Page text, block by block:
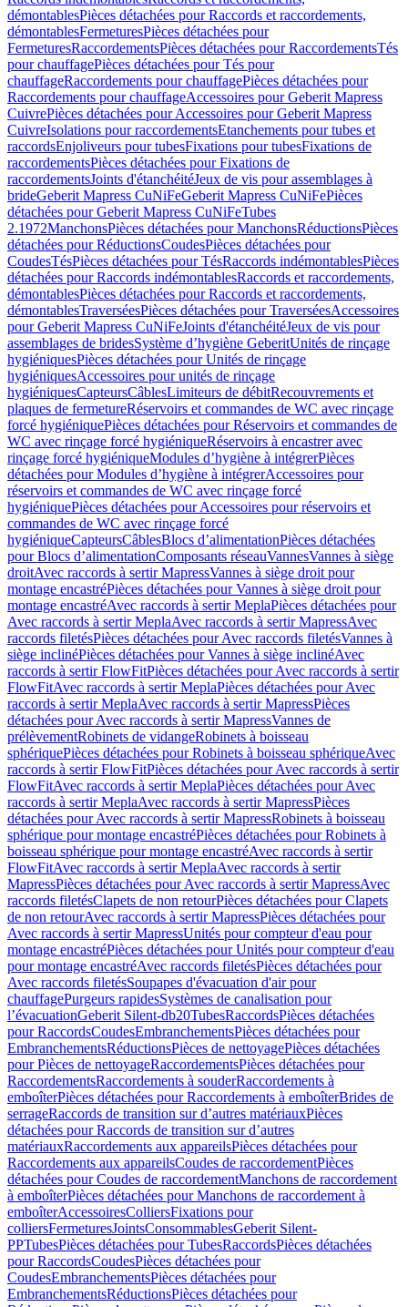
démontablesPièces détachées pour Raccords et raccordements,
démontablesFermeturesPièces détachées pour
FermeturesRaccordementsPièces détachées pour RaccordementsTés
pour chauffagePièces détachées pour Tés pour
chauffageRaccordements pour chauffagePièces détachées pour
Raccordements pour chauffageAccessoires pour Geberit Mapress
CuivrePièces détachées pour Accessoires pour Geberit Mapress
CuivreIsolations pour raccordementsEtanchements pour tubes et
raccordsEnjoliveurs pour tubesFixations pour tubesFixations de
raccordementsPièces détachées pour Fixations de
raccordementsJoints d'étanchéitéJeux de vis pour assemblages à
brideGeberit Mapress CuNiFeGeberit Mapress CuNiFePièces
détachées pour Geberit Mapress CuNiFeTubes
2.1972ManchonsPièces détachées pour ManchonsRéductionsPièces
détachées pour RéductionsCoudesPièces détachées pour
CoudesTésPièces détachées pour TésRaccords indémontablesPièces
détachées pour Raccords indémontablesRaccords et raccordements,
démontablesPièces détachées pour Raccords et raccordements,
démontablesTraverséesPièces détachées pour TraverséesAccessoires
pour Geberit Mapress CuNiFeJoints d'étanchéitéJeux de vis pour
assemblages de bridesSystème d’hygiène GeberitUnités de rinçage
hygiéniquesPièces détachées pour Unités de rinçage
hygiéniquesAccessoires pour unités de rinçage
hygiéniquesCapteursCâblesLimiteurs de débitRecouvrements et
plaques de fermetureRéservoirs et commandes de WC avec rinçage
forcé hygiéniquePièces détachées pour Réservoirs et commandes de
WC avec rinçage forcé hygiéniqueRéservoirs à encastrer avec
rinçage forcé hygiéniqueModules d’hygiène à intégrerPièces
détachées pour Modules d’hygiène à intégrerAccessoires pour
réservoirs et commandes de WC avec rinçage forcé
hygiéniquePièces détachées pour Accessoires pour réservoirs et
commandes de WC avec rinçage forcé
hygiéniqueCapteursCâblesBlocs d’alimentationPièces détachées
pour Blocs d’alimentationComposants réseauVannesVannes à siège
droitAvec raccords à sertir MapressVannes à siège droit pour
montage encastréPièces détachées pour Vannes à siège droit pour
montage encastréAvec raccords à sertir MeplaPièces détachées pour
Avec raccords à sertir MeplaAvec raccords à sertir MapressAvec
raccords filetésPièces détachées pour Avec raccords filetésVannes à
siège inclinéPièces détachées pour Vannes à siège inclinéAvec
raccords à sertir FlowFitPièces détachées pour Avec raccords à sertir
FlowFitAvec raccords à sertir MeplaPièces détachées pour Avec
raccords à sertir MeplaAvec raccords à sertir MapressPièces
détachées pour Avec raccords à sertir MapressVannes de
prélèvementRobinets de vidangeRobinets à boisseau
sphériquePièces détachées pour Robinets à boisseau sphériqueAvec
raccords à sertir FlowFitPièces détachées pour Avec raccords à sertir
FlowFitAvec raccords à sertir MeplaPièces détachées pour Avec
raccords à sertir MeplaAvec raccords à sertir MapressPièces
détachées pour Avec raccords à sertir MapressRobinets à boisseau
sphérique pour montage encastréPièces détachées pour Robinets à
boisseau sphérique pour montage encastréAvec raccords à sertir
FlowFitAvec raccords à sertir MeplaAvec raccords à sertir
MapressPièces détachées pour Avec raccords à sertir MapressAvec
raccords filetésClapets de non retourPièces détachées pour Clapets
de non retourAvec raccords à sertir MapressPièces détachées pour
Avec raccords à sertir MapressUnités pour compteur d'eau pour
montage encastréPièces détachées pour Unités pour compteur d'eau
pour montage encastréAvec raccords filetésPièces détachées pour
Avec raccords filetésSoupapes d'évacuation d'air pour
chauffagePurgeurs rapidesSystèmes de canalisation pour
l’évacuationGeberit Silent-db20TubesRaccordsPièces détachées
pour RaccordsCoudesEmbranchementsPièces détachées pour
EmbranchementsRéductionsPièces de nettoyagePièces détachées
pour Pièces de nettoyageRaccordementsPièces détachées pour
RaccordementsRaccordements à souderRaccordements à
emboîterPièces détachées pour Raccordements à emboîterBrides de
serrageRaccords de transition sur d’autres matériauxPièces
détachées pour Raccords de transition sur d’autres
matériauxRaccordements aux appareilsPièces détachées pour
Raccordements aux appareilsCoudes de raccordementPièces
détachées pour Coudes de raccordementManchons de raccordement
à emboîterPièces détachées pour Manchons de raccordement à
emboîterAccessoiresColliersFixations pour
colliersFermeturesJointsConsommablesGeberit Silent-
PPTubesPièces détachées pour TubesRaccordsPièces détachées
pour RaccordsCoudesPièces détachées pour
CoudesEmbranchementsPièces détachées pour
EmbranchementsRéductionsPièces détachées pour